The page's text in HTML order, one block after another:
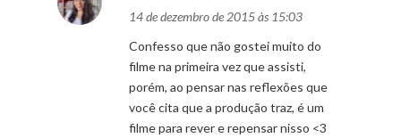
14 de dezembro de 2015 às 15:03
Confesso que não gostei muito do
filme na primeira vez que assisti,
porém, ao pensar nas reflexões que
você cita que a produção traz, é um
filme para rever e repensar nisso <3